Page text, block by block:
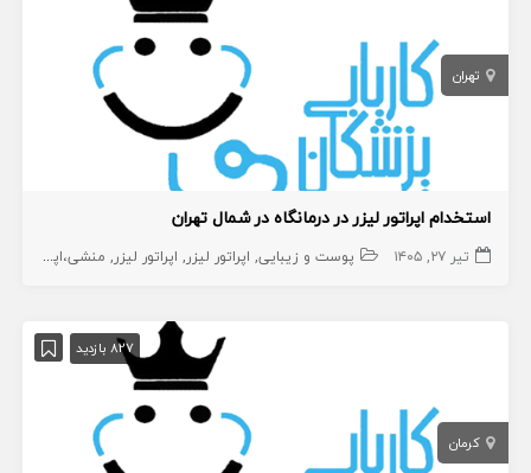
تهران
استخدام اپراتور لیزر در درمانگاه در شمال تهران
تیر ۲۷, ۱۴۰۵ پوست و زیبایی اپراتور لیزر اپراتور لیزر منشی،اپراتور،دستیار
827 بازدید
کرمان